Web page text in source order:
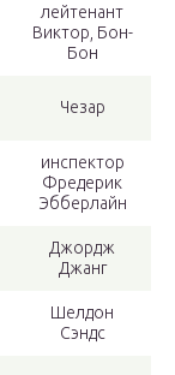
лейтенант
Виктор, Бон-
Бон
Чезар
инспектор
Фредерик
Эбберлайн
Джордж
Джанг
Шелдон
Сэндс